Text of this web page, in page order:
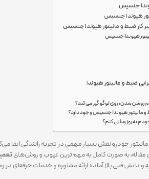
جنسیس
هیوندا جنسیس
کار ضبط و مانیتور هیوندا جنسیس
هیوندا جنسیس
ضبط و مانیتور هیوندا
شدن، روی لوگو گیر می‌کند؟
مانیتور هیوندا جنسیس وجود دارد؟
خودم به‌روزرسانی کنم؟
خودرو نقش بسیار مهمی در تجربه رانندگی ایفا
مقاله، به صورت کامل به مهم‌ترین عیوب و روش‌های
فنی بالا آماده ارائه مشاوره و خدمات حرفه‌ای در